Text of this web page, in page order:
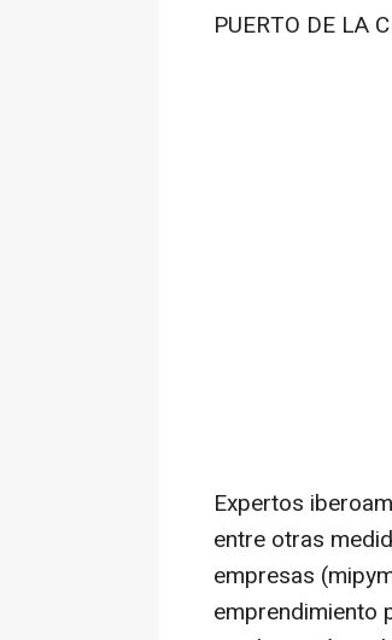
PUERTO DE LA
Expertos
entre otras
empresas
emprendimiento